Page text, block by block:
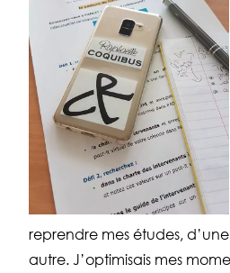
reprendre mes études,
autre. J’optimisais mes